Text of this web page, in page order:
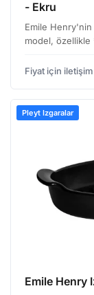
- Ekru
Emile Henry'nin
model, özellikle
kalmayıp,
Fiyat için iletişim
Pleyt Izgaralar
Emile Henry